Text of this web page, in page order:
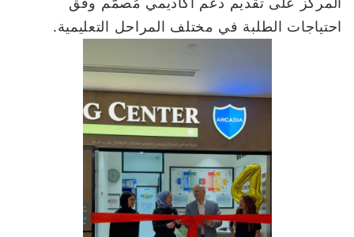
احتياجات الطلبة في مختلف المراحل التعليمية.